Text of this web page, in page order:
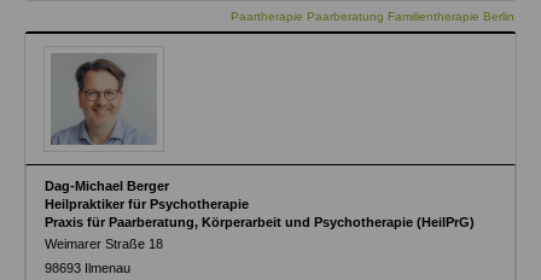
Paartherapie Paarberatung Familientherapie Berlin
Dag-Michael Berger
Heilpraktiker für Psychotherapie
Praxis für Paarberatung, Körperarbeit und Psychotherapie (HeilPrG)
Weimarer Straße 18
98693 Ilmenau